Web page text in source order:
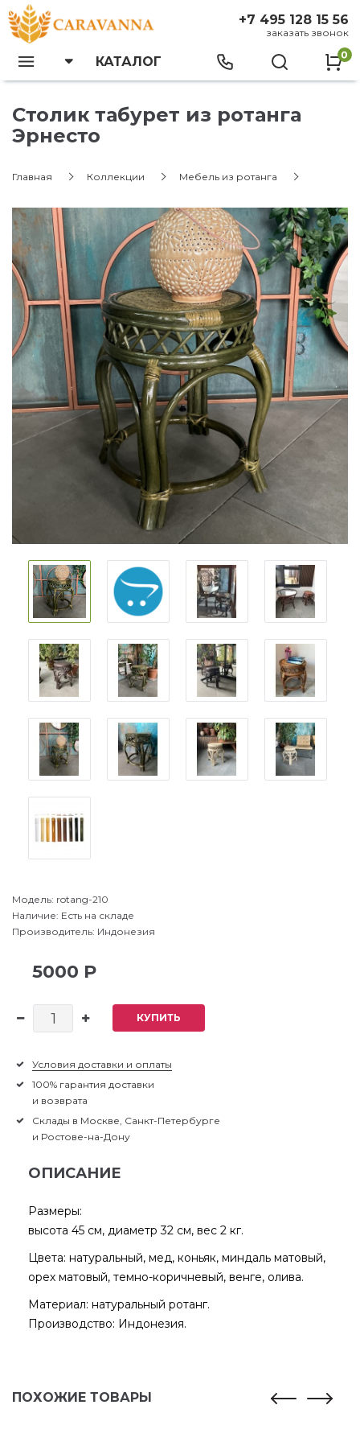
+7 495 128 15 56
заказать звонок
КАТАЛОГ 0
Столик табурет из ротанга
Эрнесто
Главная Коллекции Мебель из ротанга
Модель: rotang-210
Наличие: Есть на складе
Производитель: Индонезия
5000 Р
КУПИТЬ
Условия доставки и оплаты
100% гарантия доставки
и возврата
Склады в Москве, Санкт-Петербурге
и Ростове-на-Дону
ОПИСАНИЕ
Размеры:
высота 45 см, диаметр 32 см, вес 2 кг.
Цвета: натуральный, мед, коньяк, миндаль матовый,
орех матовый, темно-коричневый, венге, олива.
Материал: натуральный ротанг.
Производство: Индонезия.
ПОХОЖИЕ ТОВАРЫ